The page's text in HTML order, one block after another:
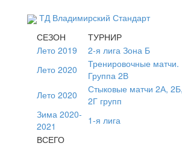
ТД Владимирский Стандарт
СЕЗОН
ТУРНИР
Лето 2019
2-я лига Зона Б
Лето 2020
Тренировочные матчи.
Группа 2В
Лето 2020
Стыковые матчи 2А,
2Г групп
Зима 2020-
2021
1-я лига
ВСЕГО